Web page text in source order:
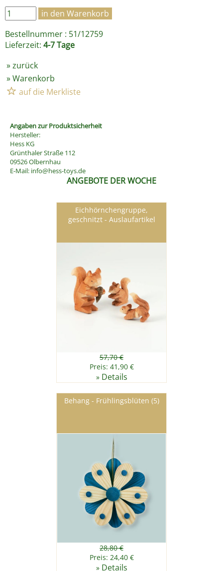
Bestellnummer : 51/12759
Lieferzeit: 4-7 Tage
»zurück
»Warenkorb
Angaben zur Produktsicherheit
Hersteller:
Hess KG
Grünthaler Straße 112
09526 Olbernhau
E-Mail: info@hess-toys.de
ANGEBOTE DER WOCHE
Eichhörnchengruppe,
geschnitzt - Auslaufartikel
57,70 €
Preis: 41,90 €
» Details
Behang - Frühlingsblüten (5)
28,80 €
Preis: 24,40 €
» Details